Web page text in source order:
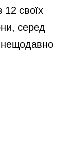
12 своїх
серед
нещодавно